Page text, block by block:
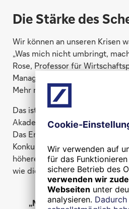
Die Stärke des
Wir können an unseren Krisen
„Was mich nicht umbringt,
Rose, Professor für
Management. Resilienz zählt
Mehr noch: „Sie fördert uns, sie
Das ist auch empirisch belegt.
Akademikern wurde, deren
Das Ergebnis: Im Laufe eines
Konkurrenten, die das
höherer Wirkungskraft. Der
wie die Stipendiengewinner
„Neue Informationen